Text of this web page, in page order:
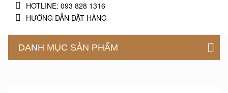
HOTLINE: 093 828 1316
HƯỚNG DẪN ĐẶT HÀNG
DANH MỤC SẢN PHẨM